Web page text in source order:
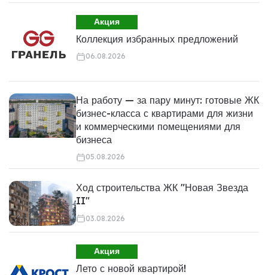
Акция
Коллекция избранных предложений
06.08.2026
На работу — за пару минут: готовые ЖК
бизнес-класса с квартирами для жизни
и коммерческими помещениями для
бизнеса
05.08.2026
Ход строительства ЖК "Новая Звезда
II"
03.08.2026
Акция
Лето с новой квартирой!